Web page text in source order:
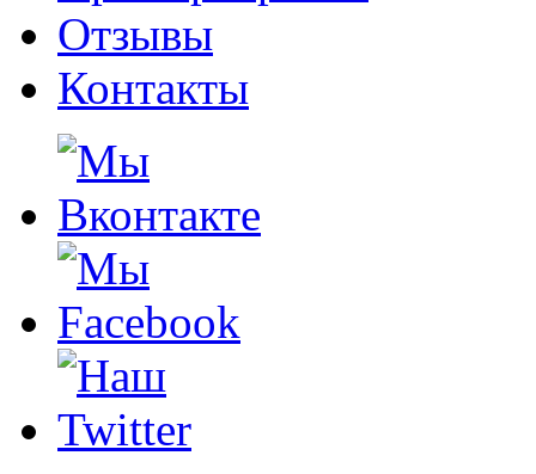
Отзывы
Контакты